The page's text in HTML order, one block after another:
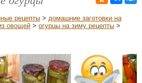
рецепты > домашние заготовки на
овощей > огурцы на зиму рецепты >